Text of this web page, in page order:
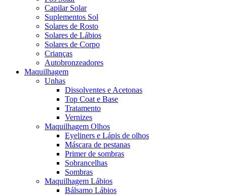
Capilar Solar
Suplementos Sol
Solares de Rosto
Solares de Lábios
Solares de Corpo
Crianças
Autobronzeadores
Maquilhagem
Unhas
Dissolventes e Acetonas
Top Coat e Base
Tratamento
Vernizes
Maquilhagem Olhos
Eyeliners e Lápis de olhos
Máscara de pestanas
Primer de sombras
Sobrancelhas
Sombras
Maquilhagem Lábios
Bálsamo Lábios